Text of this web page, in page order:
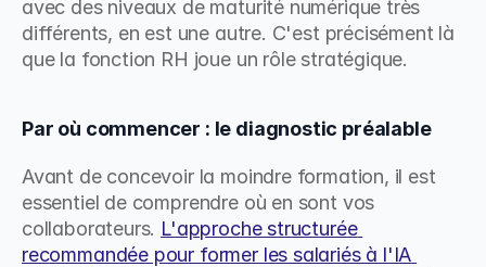
avec des niveaux de maturité numérique très
différents, en est une autre. C'est précisément là
que la fonction RH joue un rôle stratégique.
Par où commencer : le diagnostic préalable
Avant de concevoir la moindre formation, il est
essentiel de comprendre où en sont vos
collaborateurs. L'approche structurée
recommandée pour former les salariés à l'IA